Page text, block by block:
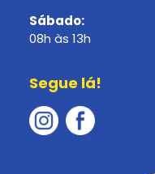
Sábado:
08h às 13h
Segue lá!